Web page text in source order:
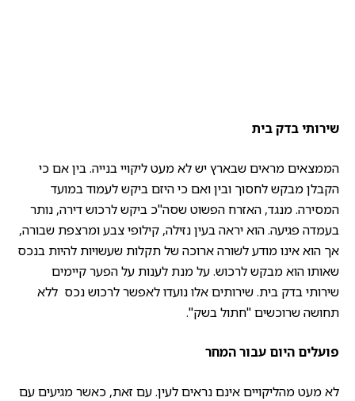
שירותי בדק בית
הממצאים מראים שבארץ יש לא מעט ליקויי בנייה. בין אם כי
הקבלן מבקש לחסוך ובין ואם כי היזם ביקש לעמוד במועד
המסירה. מנגד, האזרח הפשוט שסה"כ ביקש לרכוש דירה, נותר
בעמדה פגיעה. הוא יראה בעין נזילה, קילופי צבע ומרצפת שבורה,
אך הוא אינו מודע לשורה ארוכה של תקלות שעשויות להיות בנכס
שאותו הוא מבקש לרכוש. על מנת לענות על הפער קיימים
שירותי בדק בית. שירותים אלו נועדו לאפשר לרכוש נכס ללא
תחושה שרוכשים "חתול בשק".
פועלים היום עבור המחר
לא מעט מהליקויים אינם נראים לעין. עם זאת, כאשר מגיעים עם